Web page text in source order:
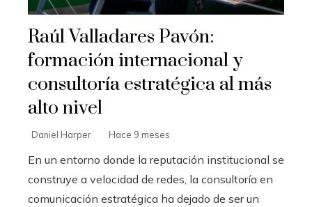
Raúl Valladares Pavón:
formación internacional y
consultoría estratégica al más
alto nivel
Daniel Harper Hace 9 meses
En un entorno donde la reputación institucional se
construye a velocidad de redes, la consultoría en
comunicación estratégica ha dejado de ser un